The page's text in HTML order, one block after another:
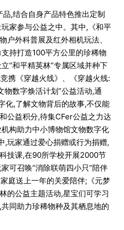
,结合自身产品特色推出定制
家参与公益之中。其中,《和平
户外科普展及红外相机玩法、
持打造100平方公里的珍稀物
“和平精英林”专属区域并种下
携《穿越火线》、《穿越火线:
物数字焕活计划”公益活动,通
化,了解文物背后的故事,不仅能
公益积分,待集CFer公益之力达
构助力中小博物馆文物数字化
,玩家通过爱心捐赠或行为捐赠,
技课,在90所学校开展2000节
可召唤“消除联萌四小只”陪伴
庭送上一年的关爱陪伴;《元梦
的公益主题活动,星宝们可学习
同助力珍稀物种及其栖息地的